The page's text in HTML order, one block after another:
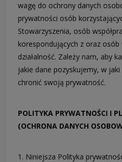
wagę do ochrony danych
prywatności osób
Stowarzyszenia, osób
korespondujących z oraz osób
działalność. Zależy nam, aby
jakie dane pozyskujemy, w
chronić swoją prywatność.
POLITYKA PRYWATNOŚCI I
(OCHRONA DANYCH
1. Niniejsza Polityka